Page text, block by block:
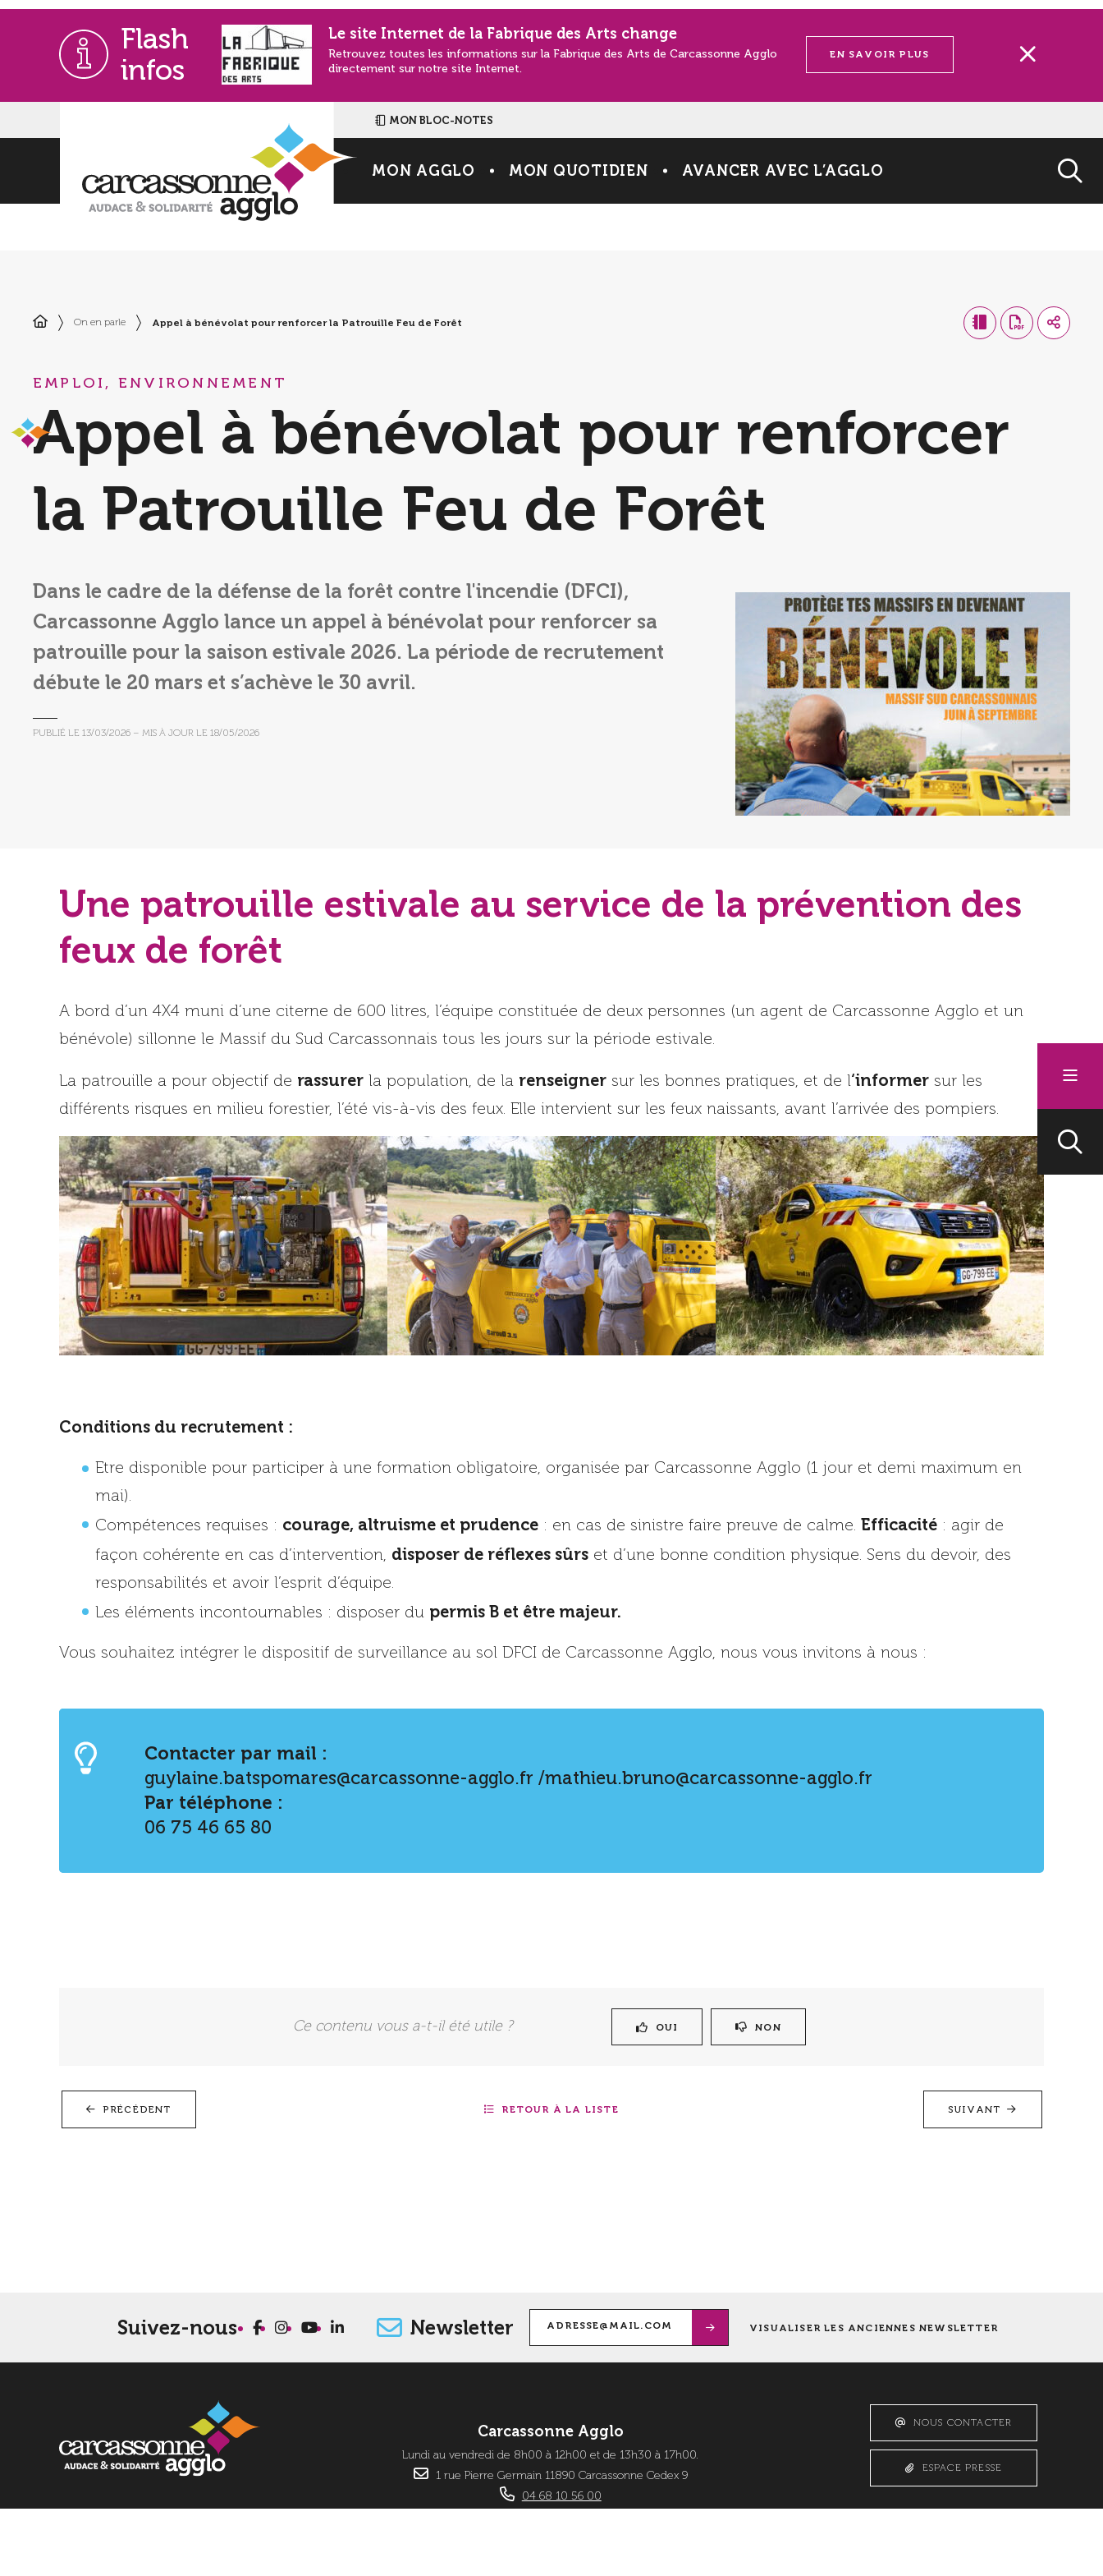
Flash
infos
Le site Internet de la Fabrique des Arts change
Retrouvez toutes les informations sur la Fabrique des Arts de Carcassonne Agglo
directement sur notre site Internet.
MON BLOC-NOTES
MON AGGLO MON QUOTIDIEN AVANCER AVEC L’AGGLO
EMPLOI, ENVIRONNEMENT
Appel à bénévolat pour renforcer
la Patrouille Feu de Forêt
Dans le cadre de la défense de la forêt contre l'incendie (DFCI),
Carcassonne Agglo lance un appel à bénévolat pour renforcer sa
patrouille pour la saison estivale 2026. La période de recrutement
débute le 20 mars et s’achève le 30 avril.
PUBLIÉ LE 13/03/2026 – MIS À JOUR LE 18/05/2026
Une patrouille estivale au service de la prévention des
feux de forêt
A bord d’un 4X4 muni d’une citerne de 600 litres, l’équipe constituée de deux personnes (un agent de Carcassonne Agglo et un
bénévole) sillonne le Massif du Sud Carcassonnais tous les jours sur la période estivale.
La patrouille a pour objectif de rassurer la population, de la renseigner sur les bonnes pratiques, et de l‘informer sur les
différents risques en milieu forestier, l’été vis-à-vis des feux. Elle intervient sur les feux naissants, avant l’arrivée des pompiers.
Conditions du recrutement :
Etre disponible pour participer à une formation obligatoire, organisée par Carcassonne Agglo (1 jour et demi maximum en
mai).
Compétences requises : courage, altruisme et prudence : en cas de sinistre faire preuve de calme. Efficacité : agir de
façon cohérente en cas d’intervention, disposer de réflexes sûrs et d’une bonne condition physique. Sens du devoir, des
responsabilités et avoir l’esprit d’équipe.
Les éléments incontournables : disposer du permis B et être majeur.
Vous souhaitez intégrer le dispositif de surveillance au sol DFCI de Carcassonne Agglo, nous vous invitons à nous :
Contacter par mail :
guylaine.batspomares@carcassonne-agglo.fr /mathieu.bruno@carcassonne-agglo.fr
Par téléphone :
06 75 46 65 80
Ce contenu vous a-t-il été utile ?
PRÉCÉDENT RETOUR À LA LISTE
Suivez-nous Newsletter
Carcassonne Agglo
Lundi au vendredi de 8h00 à 12h00 et de 13h30 à 17h00.
1 rue Pierre Germain 11890 Carcassonne Cedex 9
04 68 10 56 00